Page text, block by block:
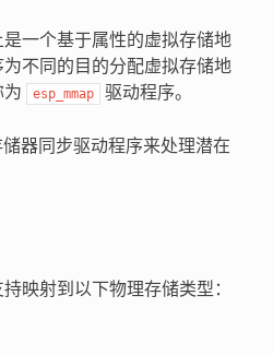
一个基于属性的虚拟存储地
不同的目的分配虚拟存储地
为
esp_mmap 驱动程序。
储器同步驱动程序来处理潜在
映射到以下物理存储类型：